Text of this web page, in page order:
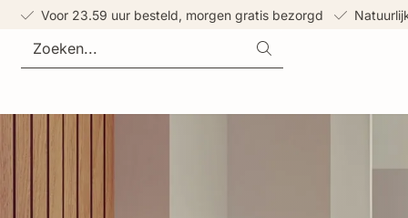
Cookievoorkeuren zijn momenteel gesloten.
Voor 23.59 uur besteld, morgen gratis bezorgd
Zoeken